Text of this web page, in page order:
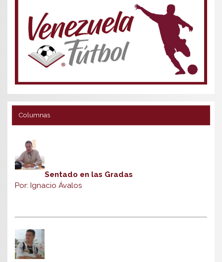
Columnas
Sentado en las Gradas
Por: Ignacio Ávalos